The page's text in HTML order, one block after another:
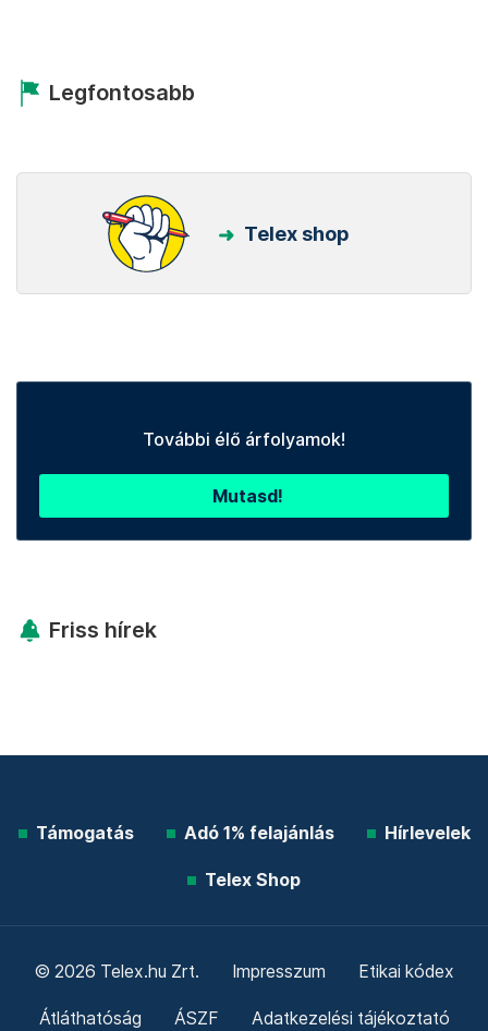
Legfontosabb
Telex shop
További élő árfolyamok!
Mutasd!
Friss hírek
Támogatás Adó 1% felajánlás Hírlevelek
Telex Shop
© 2026 Telex.hu Zrt. Impresszum Etikai kódex
Átláthatóság ÁSZF Adatkezelési tájékoztató